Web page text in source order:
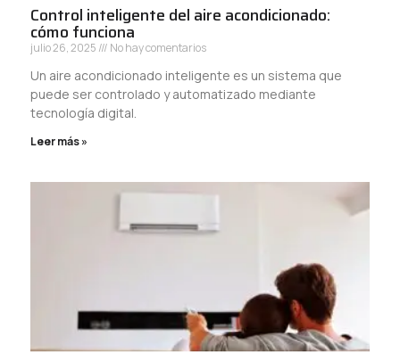
Control inteligente del aire acondicionado:
cómo funciona
julio 26, 2025 No hay comentarios
Un aire acondicionado inteligente es un sistema que
puede ser controlado y automatizado mediante
tecnología digital.
Leer más »